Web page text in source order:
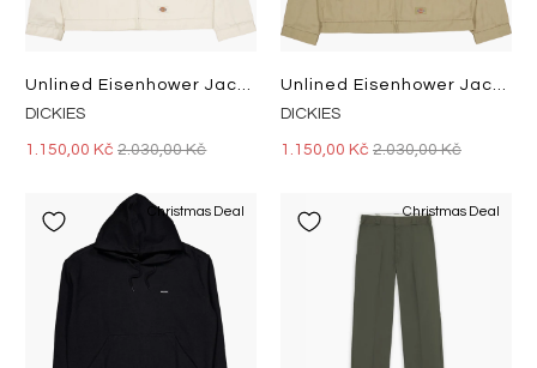
DICKIES
1.150,00 Kč2.030,00 Kč
DICKIES
1.150,00 Kč 2.030,00 Kč
Christmas Deal Christmas Deal